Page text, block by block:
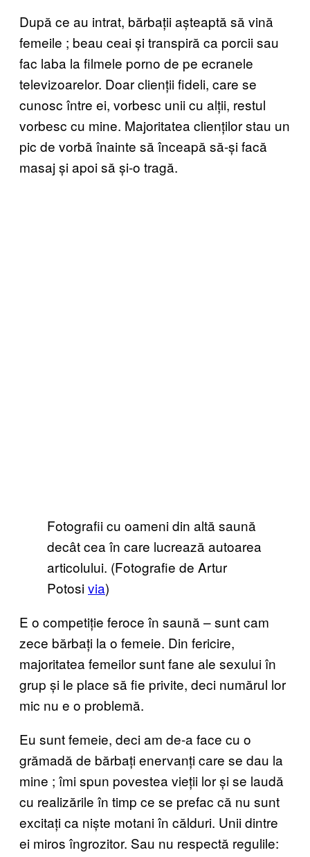
După ce au intrat, bărbații așteaptă să vină
femeile ; beau ceai și transpiră ca porcii sau
fac laba la filmele porno de pe ecranele
televizoarelor. Doar clienții fideli, care se
cunosc între ei, vorbesc unii cu alții, restul
vorbesc cu mine. Majoritatea clienților stau un
pic de vorbă înainte să înceapă să-și facă
masaj și apoi să și-o tragă.
Fotografii cu oameni din altă saună
decât cea în care lucrează autoarea
articolului. (Fotografie de Artur
Potosivia)
E o competiție feroce în saună – sunt cam
zece bărbați la o femeie. Din fericire,
majoritatea femeilor sunt fane ale sexului în
grup și le place să fie privite, deci numărul lor
mic nu e o problemă.
Eu sunt femeie, deci am de-a face cu o
grămadă de bărbați enervanți care se dau la
mine ; îmi spun povestea vieții lor și se laudă
cu realizările în timp ce se prefac că nu sunt
excitați ca niște motani în călduri. Unii dintre
ei miros îngrozitor. Sau nu respectă regulile: